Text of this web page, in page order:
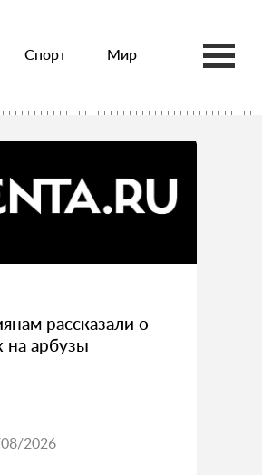
Спорт Мир
рассказали о
на арбузы
2026